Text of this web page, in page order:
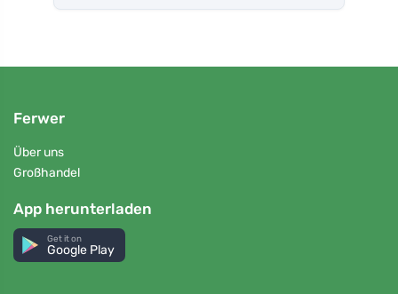
Ferwer
Über uns
Großhandel
App herunterladen
Get it on
Google Play